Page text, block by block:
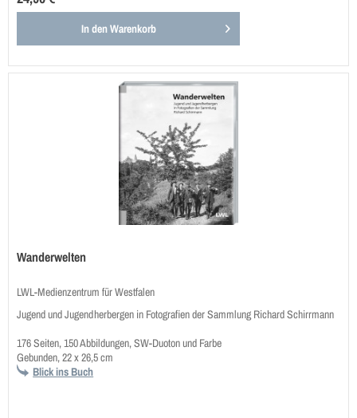
In denWarenkorb
Wanderwelten
LWL-Medienzentrum für Westfalen
Jugend und Jugendherbergen in Fotografien der Sammlung Richard Schirrmann
176 Seiten, 150 Abbildungen, SW-Duoton und Farbe
Gebunden, 22 x 26,5 cm
Blick ins Buch